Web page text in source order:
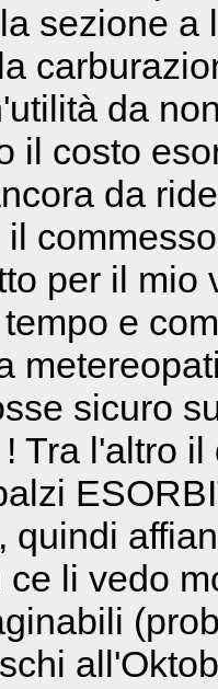
sezione a
da
il costo
da
per il
e
sicuro
Tra l'altro
quindi
ce li vedo